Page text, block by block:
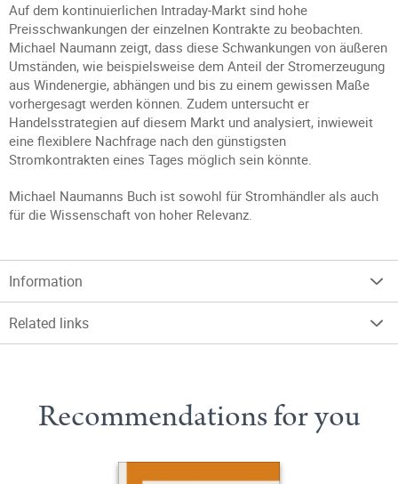
Auf dem kontinuierlichen Intraday-Markt sind hohe
Preisschwankungen der einzelnen Kontrakte zu beobachten.
Michael Naumann zeigt, dass diese Schwankungen von äußeren
Umständen, wie beispielsweise dem Anteil der Stromerzeugung
aus Windenergie, abhängen und bis zu einem gewissen Maße
vorhergesagt werden können. Zudem untersucht er
Handelsstrategien auf diesem Markt und analysiert, inwieweit
eine flexiblere Nachfrage nach den günstigsten
Stromkontrakten eines Tages möglich sein könnte.
Michael Naumanns Buch ist sowohl für Stromhändler als auch
für die Wissenschaft von hoher Relevanz.
Information
Related links
Recommendations for you